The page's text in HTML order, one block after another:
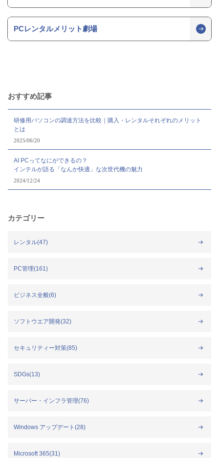
PCレンタルメリット劇場
おすすめ記事
2025/06/20
研修用パソコンの調達方法を比較｜購入・レンタルそれぞれのメリット
とは
2024/12/24
AI PCってなにができるの？
インテルが語る「なんか快適」な次世代機の魅力
カテゴリー
レンタル(47)
PC管理(161)
ビジネス全般(6)
ソフトウエア開発(32)
セキュリティー対策(85)
SDGs(13)
サーバー・インフラ管理(76)
Windows アップデート(28)
Microsoft 365(31)